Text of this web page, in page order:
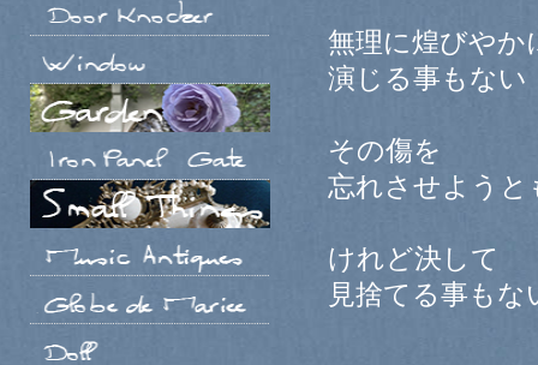
無理に煌びやか
演じる事もない
その傷を
忘れさせようと
けれど決して
見捨てる事もな